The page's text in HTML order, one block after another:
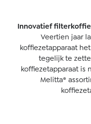
Innovatief
Veertien jaar
koffiezetapparaat
tegelijk te
koffiezetapparaat is
Melitta®